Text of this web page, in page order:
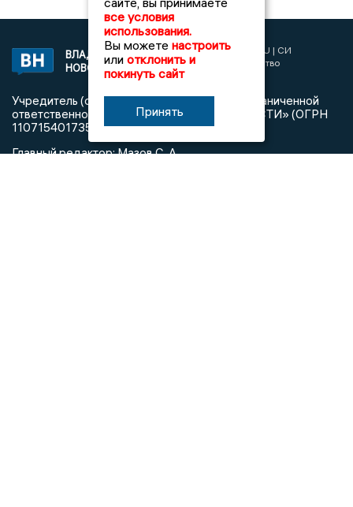
ВЛАДИМИРСКИЕ
НОВОСТИ
2017 © NEWSVLADIMIR.RU | СИ
«Информационное агентство
Владимирские новости»
Учредитель (соучредители): Общество с ограниченной
ответственностью «РЕГИОНАЛЬНЫЕ НОВОСТИ» (ОГРН
1107154017354)
Главный редактор: Мазов С. А.
все условия
использования.
Вы можете настроить
или отклонить и
покинуть сайт
Принять